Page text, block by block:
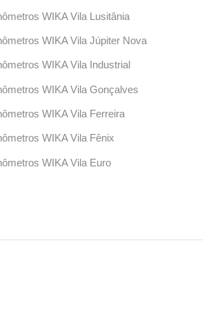
WIKA Vila Lusitânia
WIKA Vila Júpiter Nova
WIKA Vila Industrial
WIKA Vila Gonçalves
WIKA Vila Ferreira
WIKA Vila Fênix
WIKA Vila Euro